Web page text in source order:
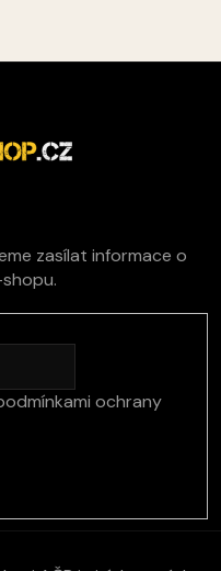
zasílat informace o
ochrany